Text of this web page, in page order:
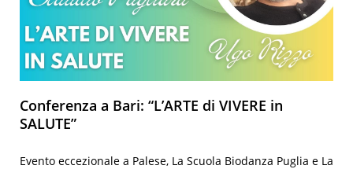
Conferenza a Bari: “L’ARTE di VIVERE in
SALUTE”
Evento eccezionale a Palese, La Scuola Biodanza Puglia e La